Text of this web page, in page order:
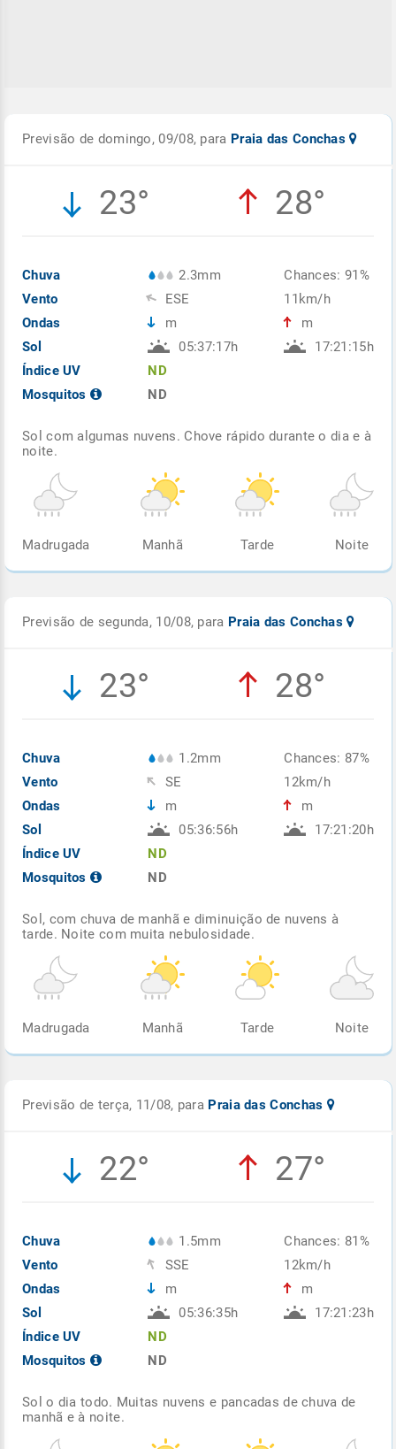
Previsão de domingo, 09/08, para Praia das Conchas
23° 28°
Chuva
Vento
Ondas
Sol
Índice UV
Mosquitos
2.3mm
ESE
m
05:37:17h
ND
ND
Chances: 91%
11km/h
m
17:21:15h
Sol com algumas nuvens. Chove rápido durante o dia e à
noite.
Madrugada Manhã Tarde Noite
Previsão de segunda, 10/08, para Praia das Conchas
23° 28°
Chuva
Vento
Ondas
Sol
Índice UV
Mosquitos
1.2mm
SE
m
05:36:56h
ND
ND
Chances: 87%
12km/h
m
17:21:20h
Sol, com chuva de manhã e diminuição de nuvens à
tarde. Noite com muita nebulosidade.
Madrugada Manhã Tarde Noite
Previsão de terça, 11/08, para Praia das Conchas
22° 27°
Chuva
Vento
Ondas
Sol
Índice UV
Mosquitos
1.5mm
SSE
m
05:36:35h
ND
ND
Chances: 81%
12km/h
m
17:21:23h
Sol o dia todo. Muitas nuvens e pancadas de chuva de
manhã e à noite.